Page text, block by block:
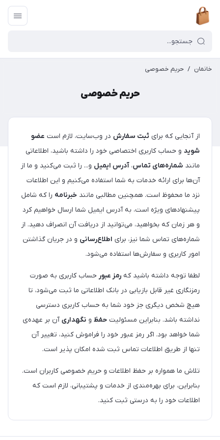
خانمان / حریم خصوصی
حریم خصوصی
از آنجایی که برای ثبت سفارش در وب‌سایت، لازم است عضو
شوید و حساب کاربری اختصاصی خود را داشته باشید، اطلاعاتی
مانند شماره‌های تماس، آدرس ایمیل و... را ثبت می‌کنید و ما از
آن‌ها برای ارائه خدمات به شما استفاده می‌کنیم و این اطلاعات
نزد ما محفوظ است. همچنین مطالبی مانند خبرنامه را که شامل
پیشنهادهای ویژه است، به آدرس ایمیل شما ارسال خواهیم کرد
و هر زمان که بخواهید، می‌توانید از دریافت آن انصراف دهید. از
شماره‌های تماس شما نیز، برای اطلاع‌رسانی و در جریان گذاشتن
امور کاربری و سفارش‌ها استفاده می‌شود.
لطفا توجه داشته باشید که رمز عبور حساب کاربری به صورت
رمزنگاری غیر قابل بازیابی در بانک اطلاعاتی ما ثبت می‌شود، تا
هیچ شخص دیگری جز خود شما به حساب کاربری دسترسی
نداشته باشد. بنابراین مسئولیت حفظ و نگهداری آن بر عهده‌ی
شما خواهد بود. اگر رمز عبور خود را فراموش کنید، تغییر آن
تنها از طریق اطلاعات تماس ثبت شده امکان پذیر است.
تلاش ما همواره بر حفظ اطلاعات و حریم خصوصی کاربران است.
بنابراین، برای بهره‌مندی از خدمات و پشتیبانی، لازم است که
اطلاعات خود را به درستی ثبت کنید.